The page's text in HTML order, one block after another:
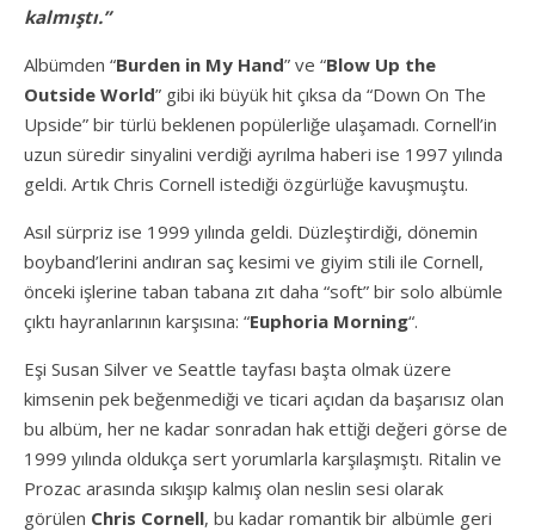
kalmıştı.”
Albümden “Burden in My Hand” ve “Blow Up the
Outside World” gibi iki büyük hit çıksa da “Down On The
Upside” bir türlü beklenen popülerliğe ulaşamadı. Cornell’in
uzun süredir sinyalini verdiği ayrılma haberi ise 1997 yılında
geldi. Artık Chris Cornell istediği özgürlüğe kavuşmuştu.
Asıl sürpriz ise 1999 yılında geldi. Düzleştirdiği, dönemin
boyband’lerini andıran saç kesimi ve giyim stili ile Cornell,
önceki işlerine taban tabana zıt daha “soft” bir solo albümle
çıktı hayranlarının karşısına: “Euphoria Morning“.
Eşi Susan Silver ve Seattle tayfası başta olmak üzere
kimsenin pek beğenmediği ve ticari açıdan da başarısız olan
bu albüm, her ne kadar sonradan hak ettiği değeri görse de
1999 yılında oldukça sert yorumlarla karşılaşmıştı. Ritalin ve
Prozac arasında sıkışıp kalmış olan neslin sesi olarak
görülen Chris Cornell, bu kadar romantik bir albümle geri